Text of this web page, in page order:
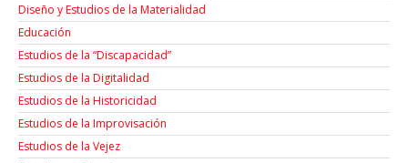
Diseño y Estudios de la Materialidad
Educación
Estudios de la “Discapacidad”
Estudios de la Digitalidad
Estudios de la Historicidad
Estudios de la Improvisación
Estudios de la Vejez